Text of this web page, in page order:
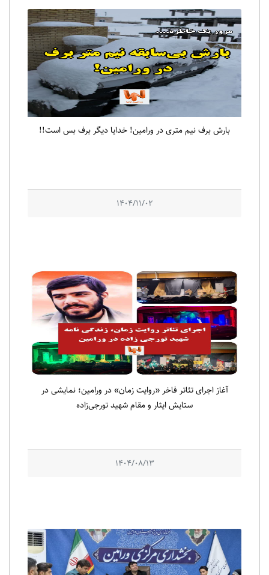
بارش برف نیم متری در ورامین! خدایا دیگر برف بس است!!
1404/11/02
آغاز اجرای تئاتر فاخر «روایت زمان» در ورامین؛ نمایشی در
ستایش ایثار و مقام شهید تورجی‌زاده
1404/08/13